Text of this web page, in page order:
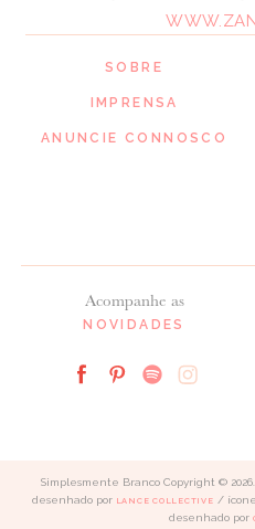
SOBRE
IMPRENSA
ANUNCIE CONNOSCO
Acompanhe as
NOVIDADES
Simplesmente Branco Copyright ©
desenhado por LANCE COLLECTIVE /
desenhado por